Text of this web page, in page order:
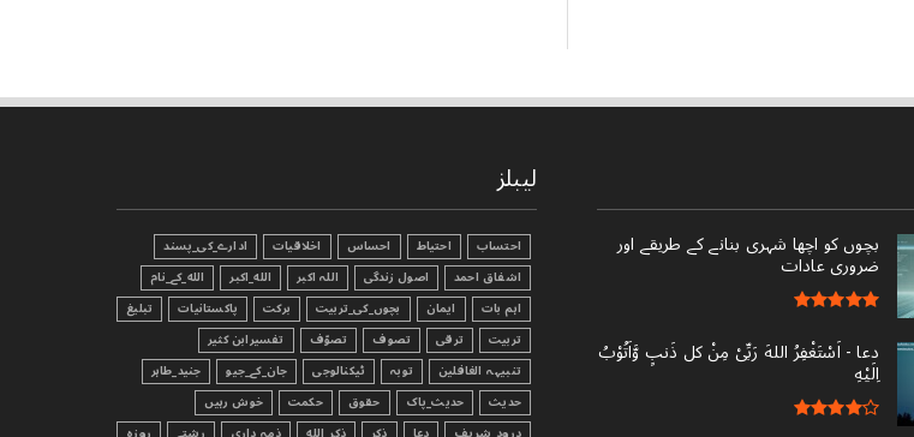
بچوں کو اچھا شہری بنانے کے طریقے اور
ضروری عادات
دعا - ‎اَسْتَغْفِرُ اللهَ رَبِّىْ مِنْ کل ذَنبٍ وَّاَتُوْبُ
اِلَيْهِ
لیبلز
احتساب احتیاط احساس اخلاقیات
ادارے_کی_پسند
اشفاق احمد
اصول زندگی اللہ اکبر الله_اکبر
الله_کے_نام
اہم بات
ایمان بچوں_کی_تربیت برکت پاکستانیات
تبليغ
تربیت
ترقی تصوف تصوّف
تفسیرابن کثیر
تنبیہہ الغافلین
توبہ ٹیکنالوجی جان_کے_جیو
جنید_طاہر
حدیث
حدیث_پاک حقوق حکمت
خوش رہیں